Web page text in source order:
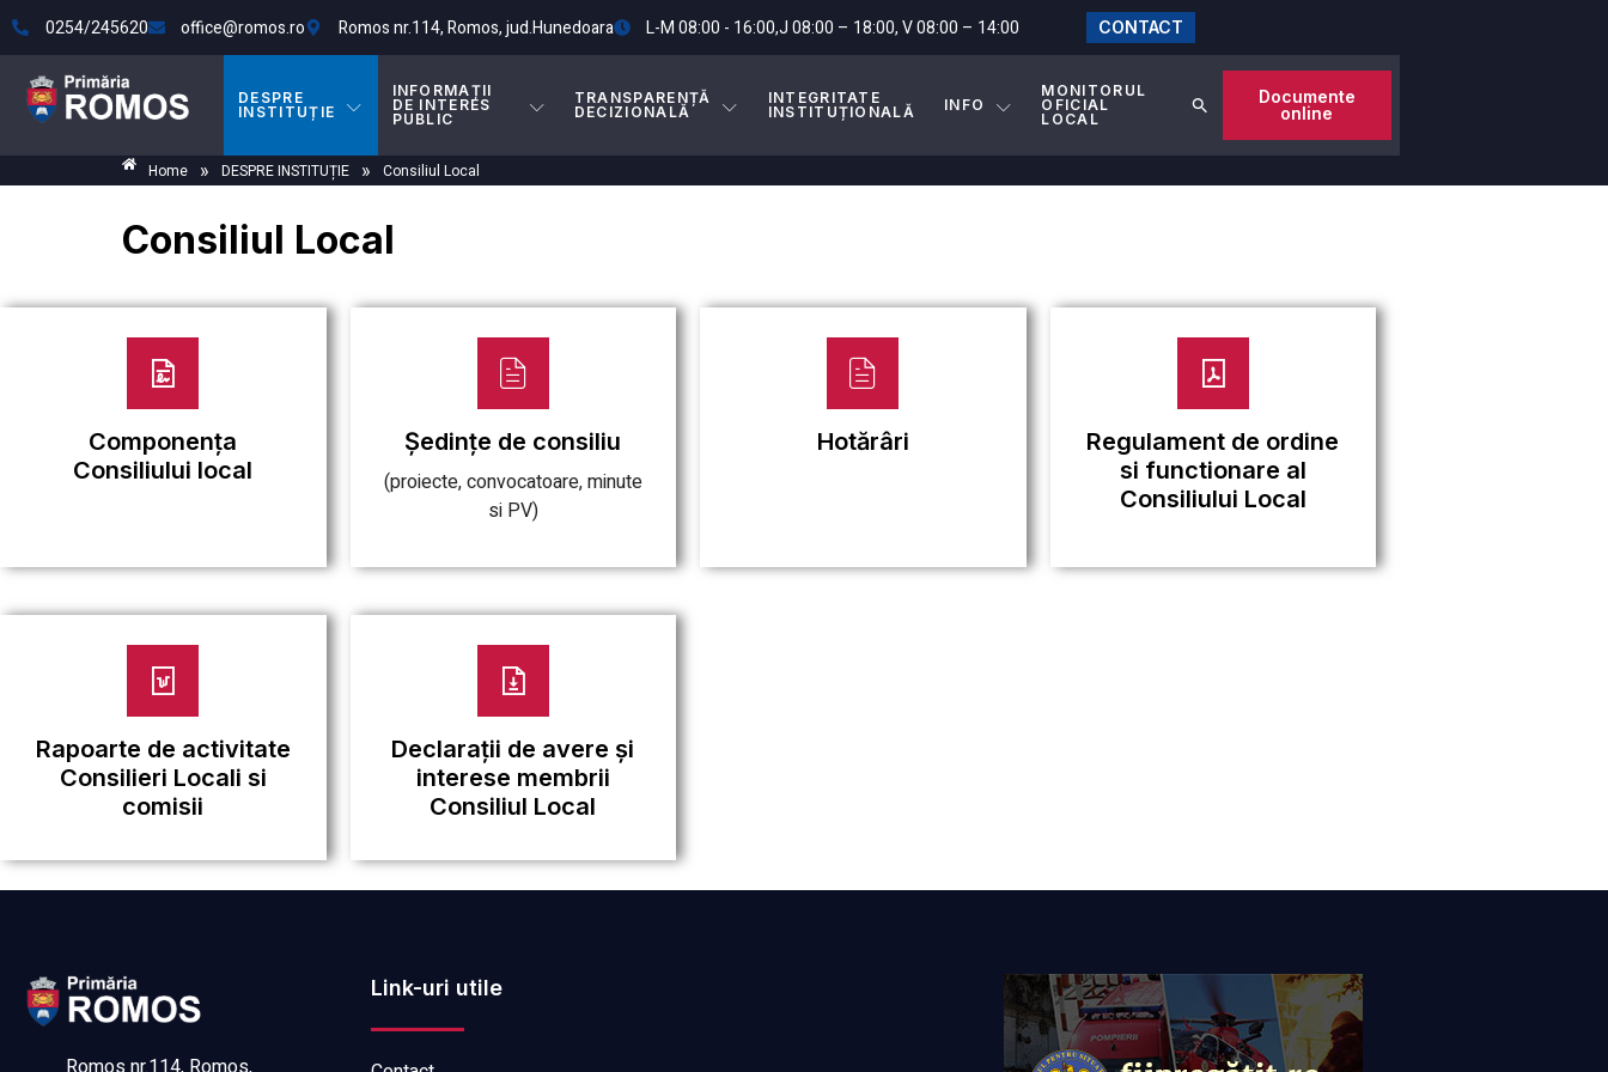
0254/245620 office@romos.ro Romos nr.114, Romos, jud.Hunedoara L-M 08:00 - 16:00,J 08:00 – 18:00, V 08:00 – 14:00 CONTACT
DESPRE
INSTITUȚIE
INFORMAȚII
DE INTERES
PUBLIC
TRANSPARENȚĂ
DECIZIONALĂ
INTEGRITATE
INSTITUȚIONALĂ
INFO
MONITORUL
OFICIAL
LOCAL
Documente
online
Home » DESPRE INSTITUȚIE » Consiliul Local
Consiliul Local
Componența
Consiliului local
Ședințe de consiliu
(proiecte, convocatoare, minute
si PV)
Hotărâri
Regulament de ordine
si functionare al
Consiliului Local
Rapoarte de activitate
Consilieri Locali si
comisii
Declarații de avere și
interese membrii
Consiliul Local
Link-uri utile